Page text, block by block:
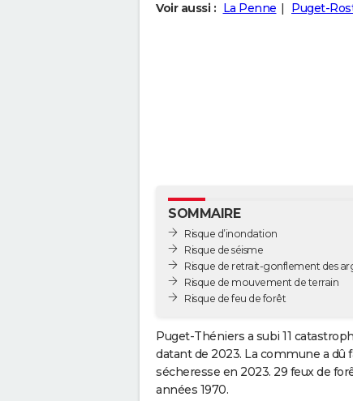
Voir aussi : La Penne Puget-
SOMMAIRE
Risque d’inondation
Risque de séisme
Risque de retrait-gonflement des
Risque de mouvement de terrain
Risque de feu de forêt
Puget-Théniers a subi 11
datant de 2023. La commune a dû
sécheresse en 2023. 29 feux de
années 1970.